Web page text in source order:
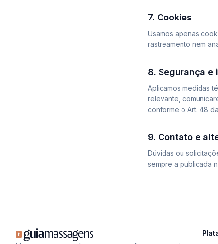
7. Cookies
Usamos apenas
rastreamento nem
8. Segurança e
Aplicamos medidas
relevante,
conforme o Art. 48 da
9. Contato e
Dúvidas ou
sempre a publicada